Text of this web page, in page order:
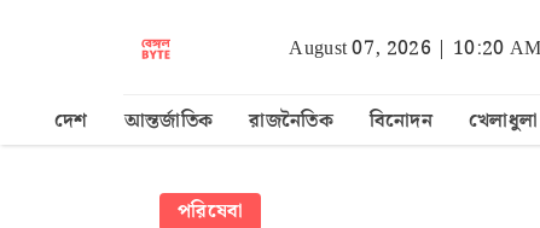
August 07, 2026 | 10:20 AM
দেশ আন্তর্জাতিক রাজনৈতিক বিনোদন খেলাধুলা
পরিষেবা